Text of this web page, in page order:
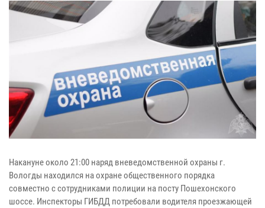
Накануне около 21:00 наряд вневедомственной охраны г.
Вологды находился на охране общественного порядка
совместно с сотрудниками полиции на посту Пошехонского
шоссе. Инспекторы ГИБДД потребовали водителя проезжающей